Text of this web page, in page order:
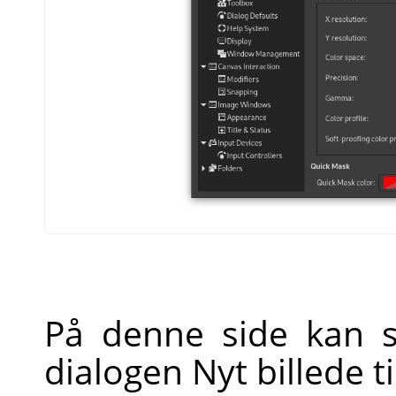
På denne side kan
dialogen Nyt billede